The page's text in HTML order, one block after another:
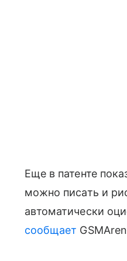
Еще в патенте
можно писать и
автоматически
сообщает